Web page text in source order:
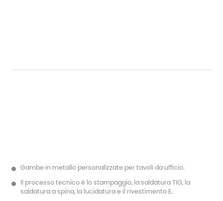
Gambe in metallo personalizzate per tavoli da ufficio.
Il processo tecnico è lo stampaggio, la saldatura TIG, la
saldatura a spina, la lucidatura e il rivestimento E.